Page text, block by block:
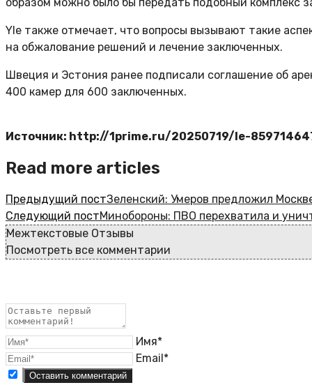
Yle также отмечает, что вопросы вызывают такие
на обжалование решений и лечение заключенных.
Швеция и Эстония ранее подписали соглашение об
400 камер для 600 заключенных.
Источник: http://1prime.ru/20250719/le-
Read more articles
Предыдущий постЗеленский: Умеров предложил
Следующий постМинобороны: ПВО перехватила и
Межтекстовые Отзывы
Посмотреть все комментарии
Имя*
Email*